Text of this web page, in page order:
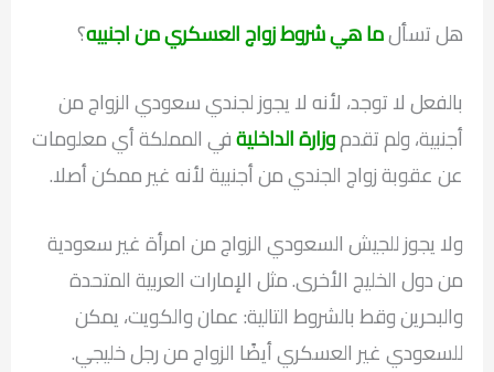
هل تسألما هي شروط زواج العسكري من اجنبيه؟
بالفعل لا توجد، لأنه لا يجوز لجندي سعودي الزواج من
أجنبية، ولم تقدموزارة الداخليةفي المملكة أي معلومات
عن عقوبة زواج الجندي من أجنبية لأنه غير ممكن أصلا.
ولا يجوز للجيش السعودي الزواج من امرأة غير سعودية
من دول الخليج الأخرى. مثل الإمارات العربية المتحدة
والبحرين وقط بالشروط التالية: عمان والكويت، يمكن
للسعودي غير العسكري أيضًا الزواج من رجل خليجي.